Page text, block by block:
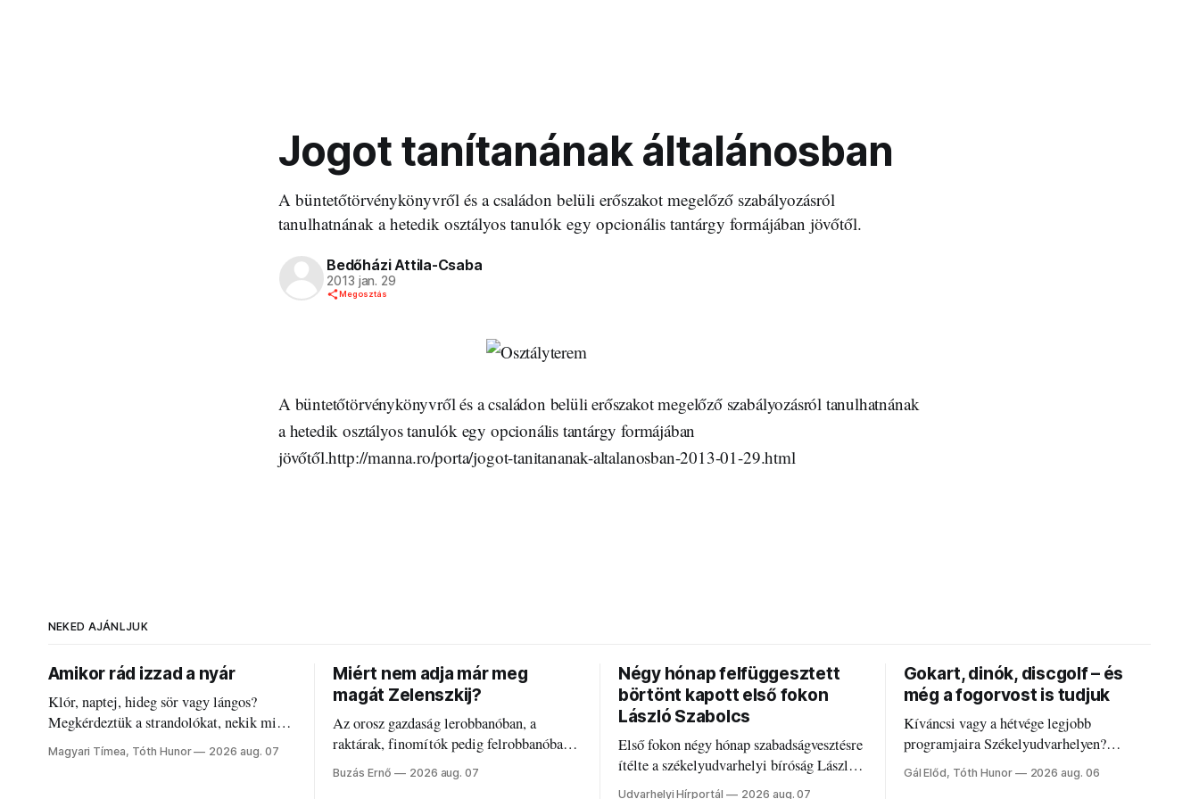
Jogot tanítanának általánosban
A büntetőtörvénykönyvről és a családon belüli erőszakot megelőző szabályozásról
tanulhatnának a hetedik osztályos tanulók egy opcionális tantárgy formájában jövőtől.
Bedőházi Attila-Csaba
2013 jan. 29
Megosztás
A büntetőtörvénykönyvről és a családon belüli erőszakot megelőző szabályozásról tanulhatnának
a hetedik osztályos tanulók egy opcionális tantárgy formájában
jövőtől.http://manna.ro/porta/jogot-tanitananak-altalanosban-2013-01-29.html
NEKED AJÁNLJUK
Amikor rád izzad a nyár
Klór, naptej, hideg sör vagy lángos?
Megkérdeztük a strandolókat, nekik mi
jelenti a nyarat, és hogyan bírják a
kánikulát.
Magyari Tímea, Tóth Hunor 2026 aug. 07
Miért nem adja már meg
magát Zelenszkij?
Az orosz gazdaság lerobbanóban, a
raktárak, finomítók pedig felrobbanóban.
Akárcsak az ukrán népharag, amikor
elégedetlen vezetőivel.
Buzás Ernő 2026 aug. 07
Négy hónap felfüggesztett
börtönt kapott első fokon
László Szabolcs
Első fokon négy hónap szabadságvesztésre
ítélte a székelyudvarhelyi bíróság László
Szabolcsot.
Udvarhelyi Hírportál 2026 aug. 07
Gokart, dinók, discgolf – és
még a fogorvost is tudjuk
Kíváncsi vagy a hétvége legjobb
programjaira Székelyudvarhelyen?
Nálunk megtalálod őket – sőt, ha baj van a
fogaddal, a fogorvosi ügyeletet is!
Gál Előd, Tóth Hunor 2026 aug. 06